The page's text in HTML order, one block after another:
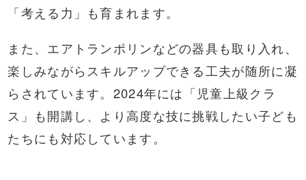
「考える力」も育まれます。
また、エアトランポリンなどの器具も取り入れ、
楽しみながらスキルアップできる工夫が随所に凝
らされています。2024年には「児童上級クラ
ス」も開講し、より高度な技に挑戦したい子ども
たちにも対応しています。